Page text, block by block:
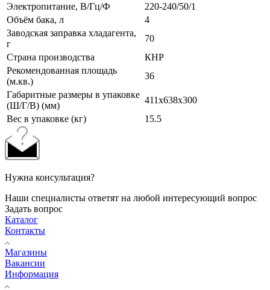
Электропитание, В/Гц/Ф
220-240/50/1
Объём бака, л
4
Заводская заправка хладагента,
г
70
Страна производства
КНР
Рекомендованная площадь
(м.кв.)
36
Габаритные размеры в упаковке
(Ш/Г/В) (мм)
411x638x300
Вес в упаковке (кг)
15.5
Нужна консультация?
Наши специалисты ответят на любой интересующий вопрос
Задать вопрос
Каталог
Контакты
Магазины
Вакансии
Информация